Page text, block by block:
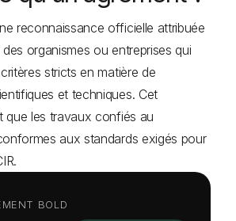
reconnaissance officielle attribuée
organismes ou entreprises qui
stricts en matière de
et techniques. Cet
que les travaux confiés au
aux standards exigés pour
BOLD